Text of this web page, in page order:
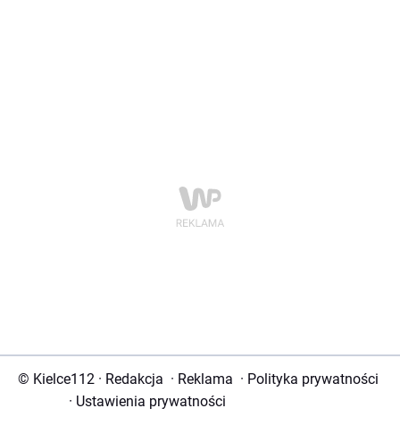
© Kielce112 · Redakcja · Reklama · Polityka prywatności
· Ustawienia prywatności